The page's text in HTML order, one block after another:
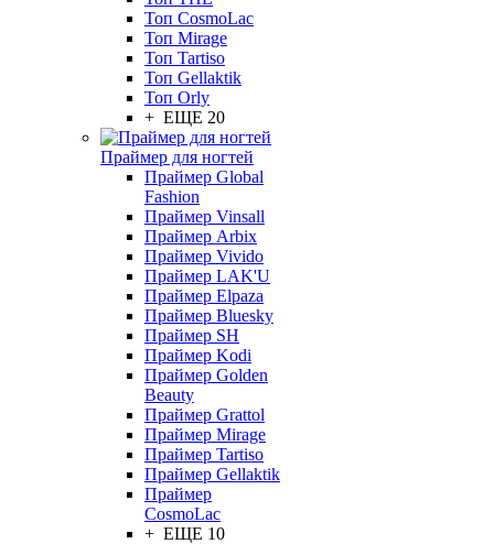
Топ CosmoLac
Топ Mirage
Топ Tartiso
Топ Gellaktik
Топ Orly
+ ЕЩЕ 20
Праймер для ногтей
Праймер Global
Fashion
Праймер Vinsall
Праймер Arbix
Праймер Vivido
Праймер LAK'U
Праймер Elpaza
Праймер Bluesky
Праймер SH
Праймер Kodi
Праймер Golden
Beauty
Праймер Grattol
Праймер Mirage
Праймер Tartiso
Праймер Gellaktik
Праймер
CosmoLac
+ ЕЩЕ 10